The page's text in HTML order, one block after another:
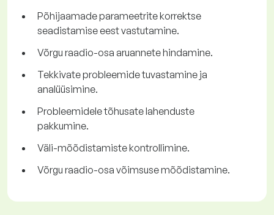
Põhijaamade parameetrite korrektse
seadistamise eest vastutamine.
Võrgu raadio-osa aruannete hindamine.
Tekkivate probleemide tuvastamine ja
analüüsimine.
Probleemidele tõhusate lahenduste
pakkumine.
Väli-mõõdistamiste kontrollimine.
Võrgu raadio-osa võimsuse mõõdistamine.